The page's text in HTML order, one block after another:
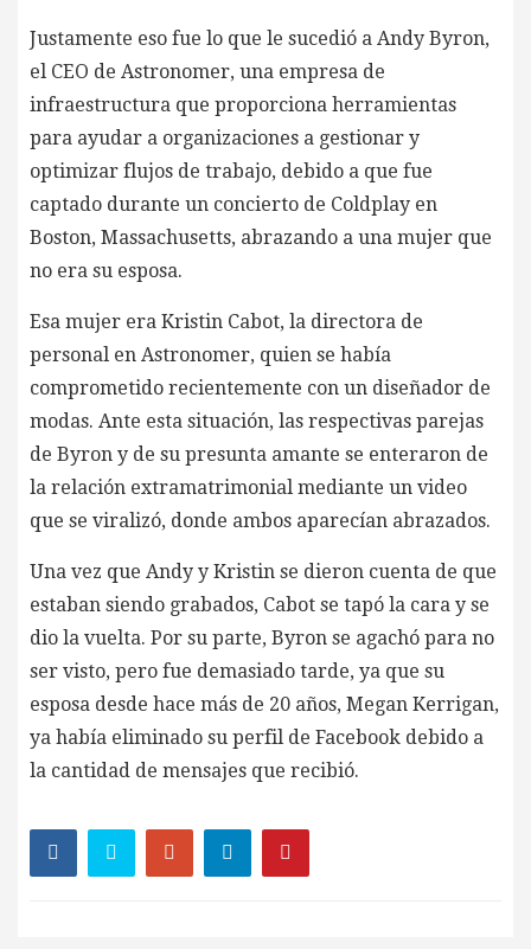
Justamente eso fue lo que le sucedió a Andy Byron,
el CEO de Astronomer, una empresa de
infraestructura que proporciona herramientas
para ayudar a organizaciones a gestionar y
optimizar flujos de trabajo, debido a que fue
captado durante un concierto de Coldplay en
Boston, Massachusetts, abrazando a una mujer que
no era su esposa.
Esa mujer era Kristin Cabot, la directora de
personal en Astronomer, quien se había
comprometido recientemente con un diseñador de
modas. Ante esta situación, las respectivas parejas
de Byron y de su presunta amante se enteraron de
la relación extramatrimonial mediante un video
que se viralizó, donde ambos aparecían abrazados.
Una vez que Andy y Kristin se dieron cuenta de que
estaban siendo grabados, Cabot se tapó la cara y se
dio la vuelta. Por su parte, Byron se agachó para no
ser visto, pero fue demasiado tarde, ya que su
esposa desde hace más de 20 años, Megan Kerrigan,
ya había eliminado su perfil de Facebook debido a
la cantidad de mensajes que recibió.